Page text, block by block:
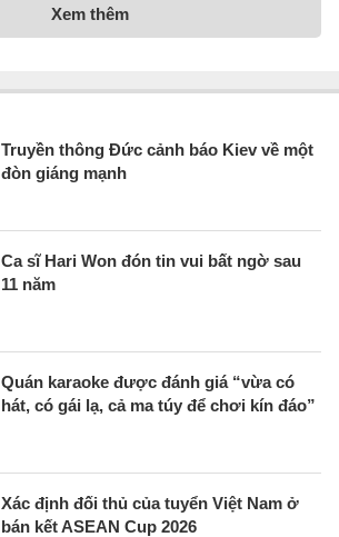
Xem thêm
Truyền thông Đức cảnh báo Kiev về một
đòn giáng mạnh
Ca sĩ Hari Won đón tin vui bất ngờ sau
11 năm
Quán karaoke được đánh giá “vừa có
hát, có gái lạ, cả ma túy để chơi kín đáo”
Xác định đối thủ của tuyển Việt Nam ở
bán kết ASEAN Cup 2026